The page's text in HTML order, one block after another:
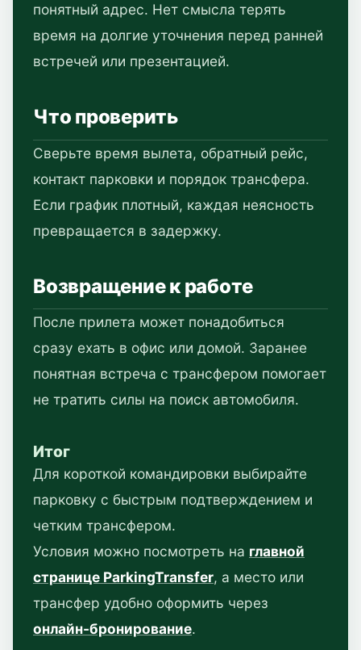
понятный адрес. Нет смысла терять
время на долгие уточнения перед ранней
встречей или презентацией.
Что проверить
Сверьте время вылета, обратный рейс,
контакт парковки и порядок трансфера.
Если график плотный, каждая неясность
превращается в задержку.
Возвращение к работе
После прилета может понадобиться
сразу ехать в офис или домой. Заранее
понятная встреча с трансфером помогает
не тратить силы на поиск автомобиля.
Итог
Для короткой командировки выбирайте
парковку с быстрым подтверждением и
четким трансфером.
Условия можно посмотреть на главной
странице ParkingTransfer, а место или
трансфер удобно оформить через
онлайн-бронирование.